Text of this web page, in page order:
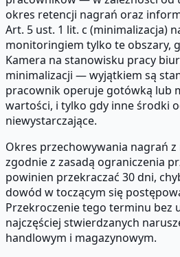
okres retencji nagrań oraz
Art. 5 ust. 1 lit. c (minimalizacja)
monitoringiem tylko te obszary,
Kamera na stanowisku pracy
minimalizacji — wyjątkiem są
pracownik operuje gotówką lub
wartości, i tylko gdy inne środki
niewystarczające.
Okres przechowywania nagrań
zgodnie z zasadą ograniczenia
powinien przekraczać 30 dni,
dowód w toczącym się
Przekroczenie tego terminu bez
najczęściej stwierdzanych
handlowym i magazynowym.